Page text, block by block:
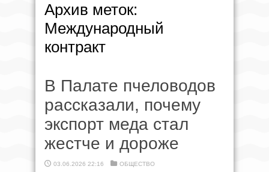
Архив меток:
Международный
контракт
В Палате пчеловодов
рассказали, почему
экспорт меда стал
жестче и дороже
03.06.2026 22:16 ОБЩЕСТВО